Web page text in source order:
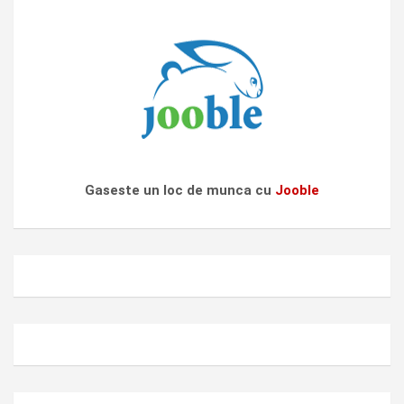
Gaseste un loc de munca cu Jooble